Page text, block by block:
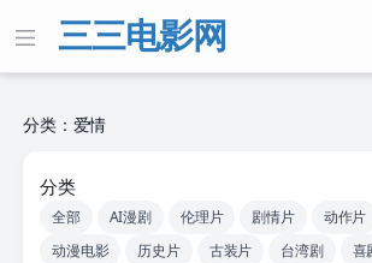
三三电影网
分类：爱情
分类
全部 AI漫剧 伦理片 剧情片 动作片
动漫电影
历史片 古装片 台湾剧 喜